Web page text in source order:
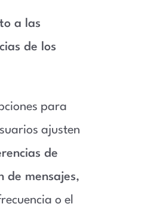
a las
de los
para
ajusten
de
de mensajes,
o el